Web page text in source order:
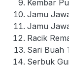
Kembar
Jamu
Jamu
Racik
Sari Buah
Serbuk